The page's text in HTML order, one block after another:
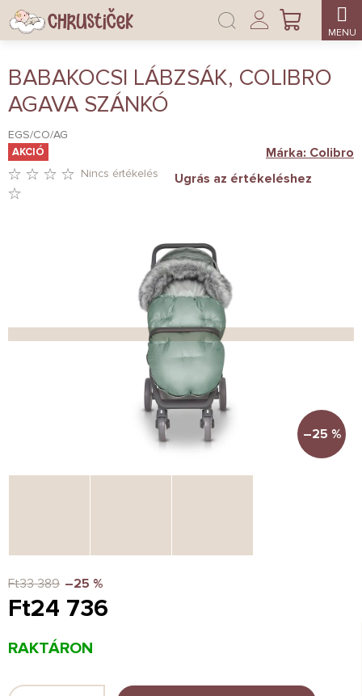
Ugrás
fő
KOSÁR
Bejelentkezés
BABAKOCSI LÁBZSÁK, COLIBRO
AGAVA SZÁNKÓ
EGS/CO/AG
AKCIÓ
CSILLAG.
Nincs értékelés Ugrás az értékeléshez
Márka: Colibro
–25 %
Ft33 389 –25 %
Ft24 736
Egységár:
RAKTÁRON